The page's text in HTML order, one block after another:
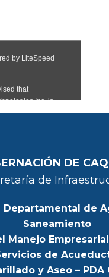
DE
de
Departamental de
Saneamiento
Manejo
de
y Aseo – PDA